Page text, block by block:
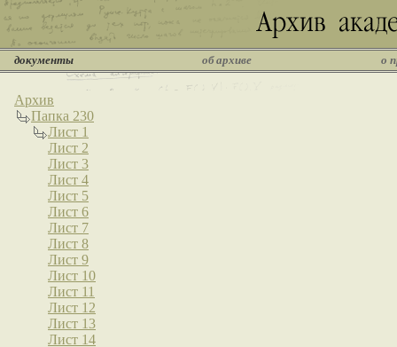
документы об архиве о
Архив
Папка 230
Лист 1
Лист 2
Лист 3
Лист 4
Лист 5
Лист 6
Лист 7
Лист 8
Лист 9
Лист 10
Лист 11
Лист 12
Лист 13
Лист 14